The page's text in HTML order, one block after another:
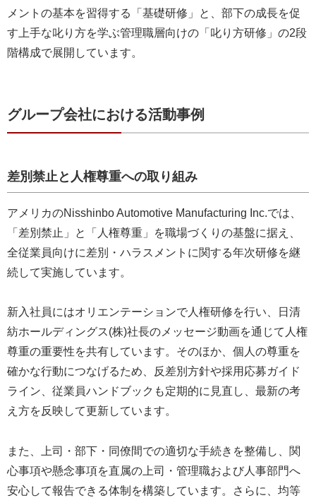
メントの基本を習得する「基礎研修」と、部下の成長を促
す上手な叱り方を学ぶ管理職層向けの「叱り方研修」の2段
階構成で展開しています。
グループ会社における活動事例
差別禁止と人権尊重への取り組み
アメリカのNisshinbo Automotive Manufacturing Inc.では、
「差別禁止」と「人権尊重」を職場づくりの基盤に据え、
全従業員向けに差別・ハラスメントに関する年次研修を継
続して実施しています。
新入社員にはオリエンテーションで人権研修を行い、日清
紡ホールディングス(株)社長のメッセージ動画を通じて人権
尊重の重要性を共有しています。そのほか、個人の尊重を
確かな行動につなげるため、反差別方針や採用応募ガイド
ライン、従業員ハンドブックも定期的に見直し、最新の考
え方を反映して更新しています。
また、上司・部下・同僚間での適切な手続きを整備し、関
心事項や懸念事項を直属の上司・管理職および人事部門へ
安心して報告できる体制を構築しています。さらに、均等